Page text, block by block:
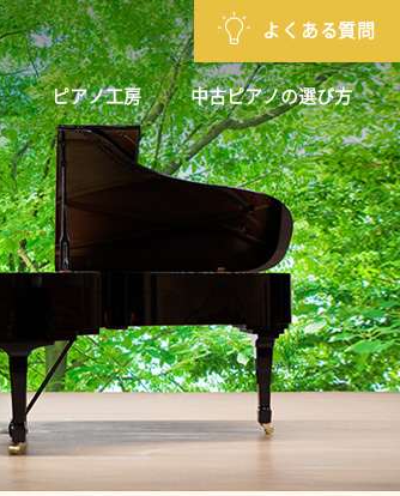
ピアノ工房 中古ピアノの選び方
よくある質問